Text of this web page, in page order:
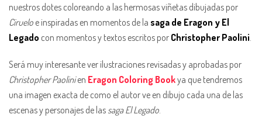
nuestros dotes coloreando a las hermosas viñetas dibujadas por
Ciruelo e inspiradas en momentos de la saga de Eragon y El
Legado con momentos y textos escritos por Christopher Paolini
Será muy interesante ver ilustraciones revisadas y aprobadas por
Christopher Paolinien Eragon Coloring Bookya que tendremos
una imagen exacta de como el autor ve en dibujo cada una de las
escenas y personajes de las saga El Legado